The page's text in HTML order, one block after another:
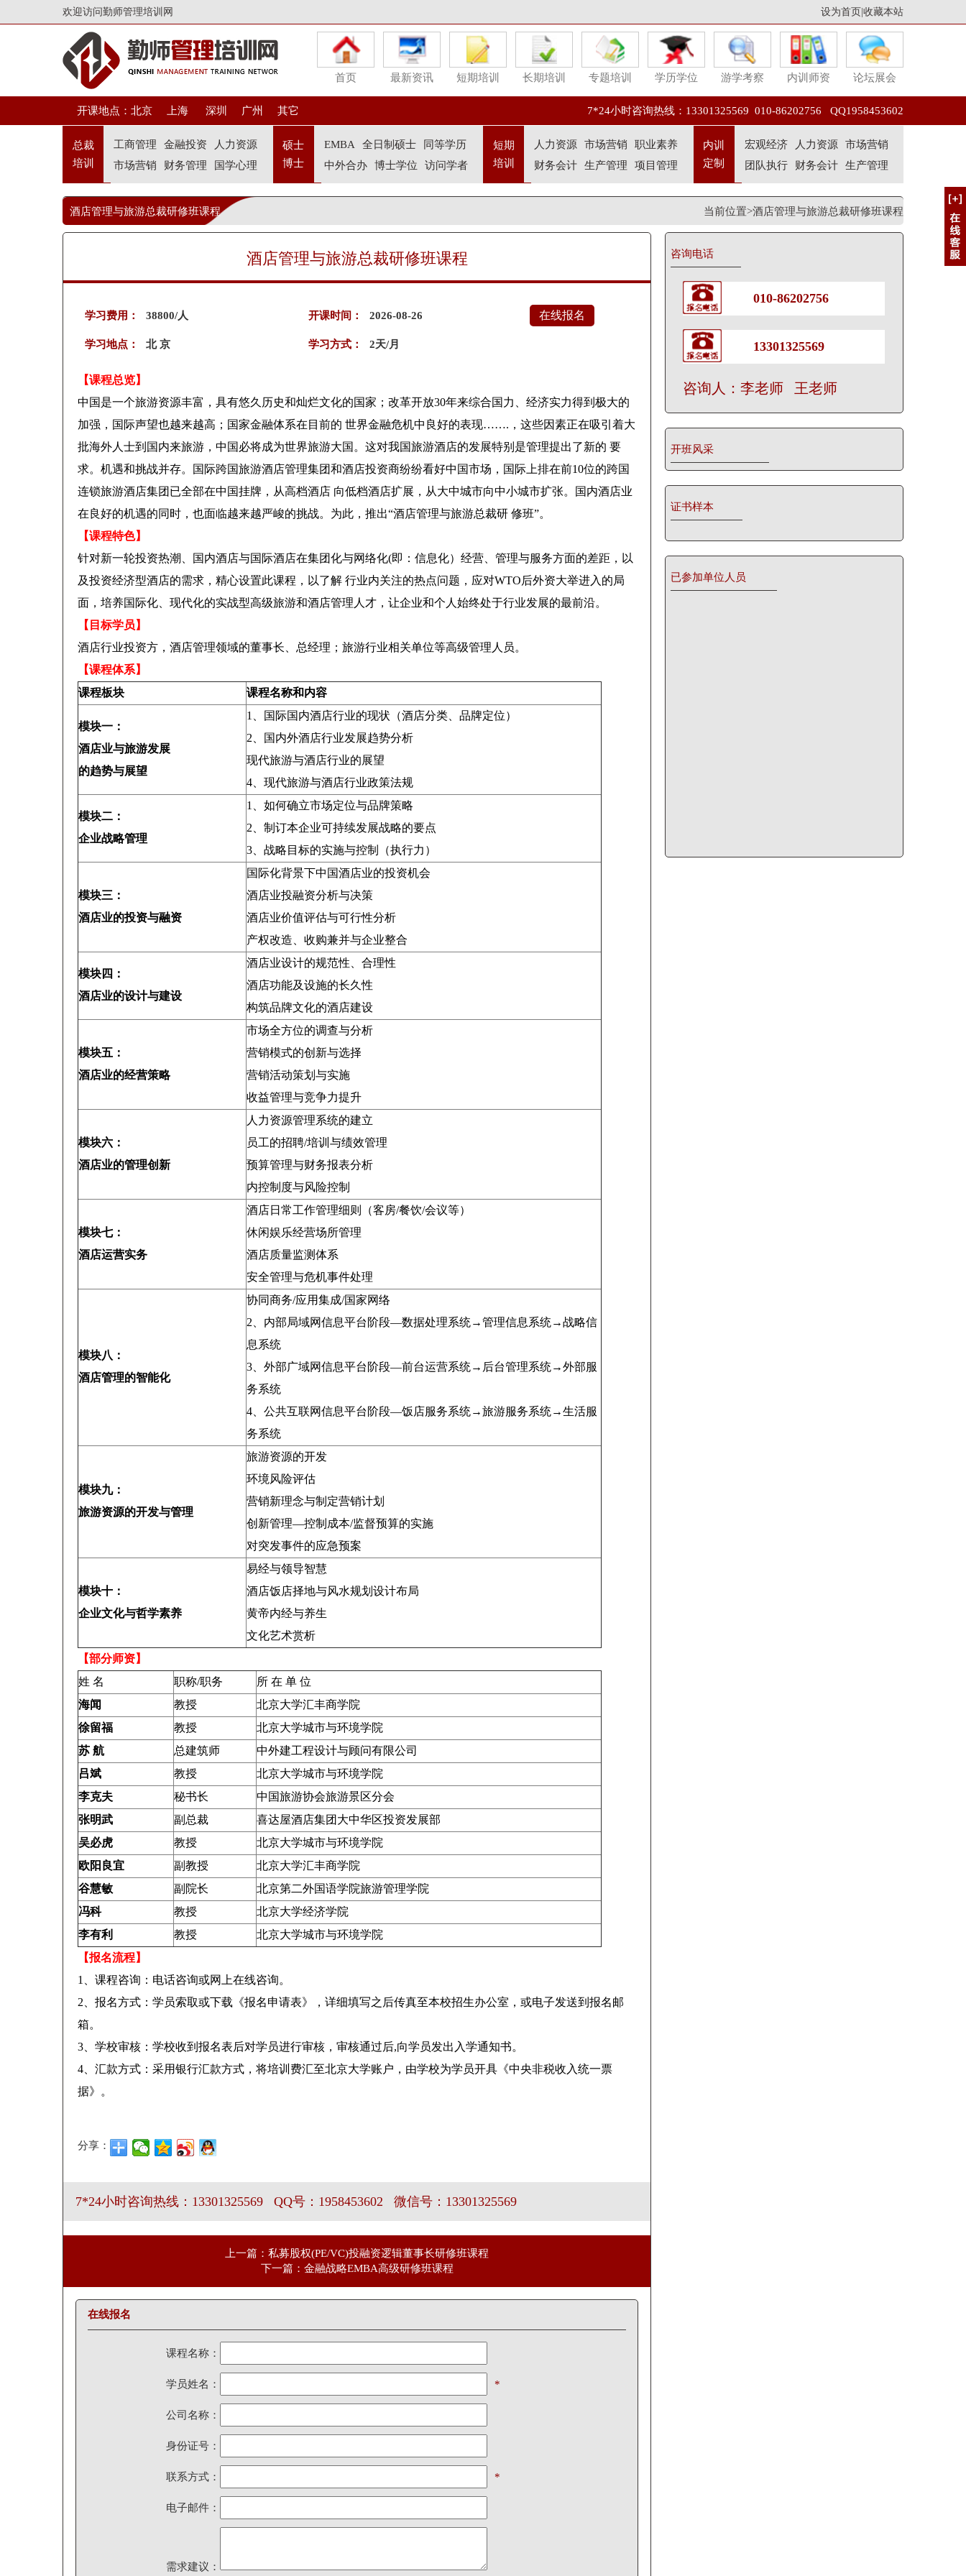
欢迎访问勤师管理培训网 设为首页 收藏本站
首页 最新资讯 短期培训 长期培训 专题培训 学历学位 游学考察 内训师资 论坛展会
开课地点： 北京 上海 深圳 广州 其它 7*24小时咨询热线：13301325569 010-86202756 QQ1958453602
总裁
培训
工商管理 金融投资
人力资源
市场营销
财务管理 国学心理
硕士
博士
EMBA 全日制硕士
同等学历
中外合办
博士学位 访问学者
短期
培训
人力资源 市场营销
职业素养
财务会计
生产管理 项目管理
内训
定制
宏观经济 人力资源
市场营销
团队执行
财务会计 生产管理
酒店管理与旅游总裁研修班课程 当前位置>酒店管理与旅游总裁研修班课程
酒店管理与旅游总裁研修班课程
学习费用： 38800/人
学习地点： 北 京
开课时间： 2026-08-26
学习方式： 2天/月
在线报名
【课程总览】
中国是一个旅游资源丰富，具有悠久历史和灿烂文化的国家；改革开放30年来综合国力、经济实力得到极大的
加强，国际声望也越来越高；国家金融体系在目前的 世界金融危机中良好的表现…….，这些因素正在吸引着大
批海外人士到国内来旅游，中国必将成为世界旅游大国。这对我国旅游酒店的发展特别是管理提出了新的 要
求。机遇和挑战并存。国际跨国旅游酒店管理集团和酒店投资商纷纷看好中国市场，国际上排在前10位的跨国
连锁旅游酒店集团已全部在中国挂牌，从高档酒店 向低档酒店扩展，从大中城市向中小城市扩张。国内酒店业
在良好的机遇的同时，也面临越来越严峻的挑战。为此，推出“酒店管理与旅游总裁研 修班”。
【课程特色】
针对新一轮投资热潮、国内酒店与国际酒店在集团化与网络化(即：信息化）经营、管理与服务方面的差距，以
及投资经济型酒店的需求，精心设置此课程，以了解 行业内关注的热点问题，应对WTO后外资大举进入的局
面，培养国际化、现代化的实战型高级旅游和酒店管理人才，让企业和个人始终处于行业发展的最前沿。
【目标学员】
酒店行业投资方，酒店管理领域的董事长、总经理；旅游行业相关单位等高级管理人员。
【课程体系】
课程板块
课程名称和内容
模块一：
酒店业与旅游发展
的趋势与展望
1、国际国内酒店行业的现状（酒店分类、品牌定位）
2、国内外酒店行业发展趋势分析
现代旅游与酒店行业的展望
4、现代旅游与酒店行业政策法规
模块二：
企业战略管理
1、如何确立市场定位与品牌策略
2、制订本企业可持续发展战略的要点
3、战略目标的实施与控制（执行力）
模块三：
酒店业的投资与融资
国际化背景下中国酒店业的投资机会
酒店业投融资分析与决策
酒店业价值评估与可行性分析
产权改造、收购兼并与企业整合
模块四：
酒店业的设计与建设
酒店业设计的规范性、合理性
酒店功能及设施的长久性
构筑品牌文化的酒店建设
模块五：
酒店业的经营策略
市场全方位的调查与分析
营销模式的创新与选择
营销活动策划与实施
收益管理与竞争力提升
模块六：
酒店业的管理创新
人力资源管理系统的建立
员工的招聘/培训与绩效管理
预算管理与财务报表分析
内控制度与风险控制
模块七：
酒店运营实务
酒店日常工作管理细则（客房/餐饮/会议等）
休闲娱乐经营场所管理
酒店质量监测体系
安全管理与危机事件处理
模块八：
酒店管理的智能化
协同商务/应用集成/国家网络
2、内部局域网信息平台阶段—数据处理系统→管理信息系统→战略信
息系统
3、外部广域网信息平台阶段—前台运营系统→后台管理系统→外部服
务系统
4、公共互联网信息平台阶段—饭店服务系统→旅游服务系统→生活服
务系统
模块九：
旅游资源的开发与管理
旅游资源的开发
环境风险评估
营销新理念与制定营销计划
创新管理—控制成本/监督预算的实施
对突发事件的应急预案
模块十：
企业文化与哲学素养
易经与领导智慧
酒店饭店择地与风水规划设计布局
黄帝内经与养生
文化艺术赏析
【部分师资】
姓 名
职称/职务
所 在 单 位
海闻
教授
北京大学汇丰商学院
徐留福
教授
北京大学城市与环境学院
苏 航
总建筑师
中外建工程设计与顾问有限公司
吕斌
教授
北京大学城市与环境学院
李克夫
秘书长
中国旅游协会旅游景区分会
张明武
副总裁
喜达屋酒店集团大中华区投资发展部
吴必虎
教授
北京大学城市与环境学院
欧阳良宜
副教授
北京大学汇丰商学院
谷慧敏
副院长
北京第二外国语学院旅游管理学院
冯科
教授
北京大学经济学院
李有利
教授
北京大学城市与环境学院
【报名流程】
1、课程咨询：电话咨询或网上在线咨询。
2、报名方式：学员索取或下载《报名申请表》，详细填写之后传真至本校招生办公室，或电子发送到报名邮
箱。
3、学校审核：学校收到报名表后对学员进行审核，审核通过后,向学员发出入学通知书。
4、 汇款方式 ： 采用银行汇款方式，将培训费汇至北京大学账户，由学校为学员开具《中央非税收入统一票
据》。
分享：
7*24小时咨询热线：13301325569 QQ号：1958453602 微信号：13301325569
上一篇：私募股权(PE/VC)投融资逻辑董事长研修班课程
下一篇：金融战略EMBA高级研修班课程
在线报名
课程名称：
学员姓名： *
公司名称：
身份证号：
联系方式： *
电子邮件：
需求建议：
咨询电话
010-86202756
13301325569
咨询人：李老师 王老师
开班风采
证书样本
已参加单位人员